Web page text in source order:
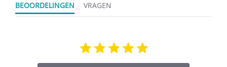
BEOORDELINGEN VRAGEN